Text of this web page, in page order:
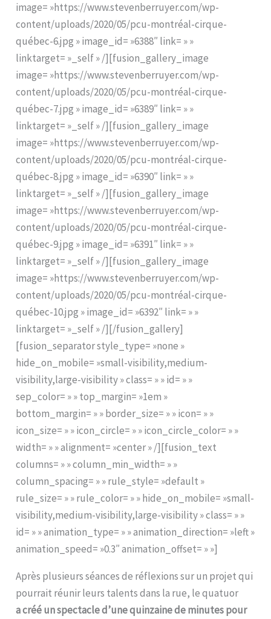
image= »https://www.stevenberruyer.com/wp-
content/uploads/2020/05/pcu-montréal-cirque-
québec-6.jpg » image_id= »6388″ link= » »
linktarget= »_self » /][fusion_gallery_image
image= »https://www.stevenberruyer.com/wp-
content/uploads/2020/05/pcu-montréal-cirque-
québec-7.jpg » image_id= »6389″ link= » »
linktarget= »_self » /][fusion_gallery_image
image= »https://www.stevenberruyer.com/wp-
content/uploads/2020/05/pcu-montréal-cirque-
québec-8.jpg » image_id= »6390″ link= » »
linktarget= »_self » /][fusion_gallery_image
image= »https://www.stevenberruyer.com/wp-
content/uploads/2020/05/pcu-montréal-cirque-
québec-9.jpg » image_id= »6391″ link= » »
linktarget= »_self » /][fusion_gallery_image
image= »https://www.stevenberruyer.com/wp-
content/uploads/2020/05/pcu-montréal-cirque-
québec-10.jpg » image_id= »6392″ link= » »
linktarget= »_self » /][/fusion_gallery]
[fusion_separator style_type= »none »
hide_on_mobile= »small-visibility,medium-
visibility,large-visibility » class= » » id= » »
sep_color= » » top_margin= »1em »
bottom_margin= » » border_size= » » icon= » »
icon_size= » » icon_circle= » » icon_circle_color= » »
width= » » alignment= »center » /][fusion_text
columns= » » column_min_width= » »
column_spacing= » » rule_style= »default »
rule_size= » » rule_color= » » hide_on_mobile= »small-
visibility,medium-visibility,large-visibility » class= » »
id= » » animation_type= » » animation_direction= »left »
animation_speed= »0.3″ animation_offset= » »]
Après plusieurs séances de réflexions sur un projet qui
pourrait réunir leurs talents dans la rue, le quatuor
a créé un spectacle d’une quinzaine de minutes pour